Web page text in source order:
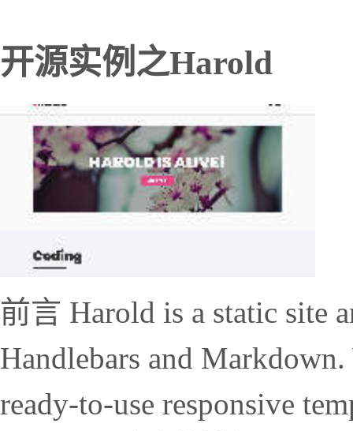
开源实例之Harold
前言 Harold is a static site
Handlebars and
ready-to-use responsive